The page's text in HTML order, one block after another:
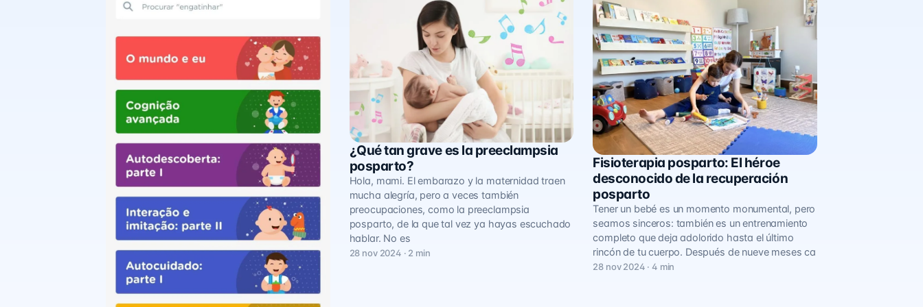
Guía de Salud
¿Qué tan grave es la preeclampsia
posparto?
Hola, mami. El embarazo y la maternidad traen
mucha alegría, pero a veces también
preocupaciones, como la preeclampsia
posparto, de la que tal vez ya hayas escuchado
hablar. No es
28 nov 2024 · 2 min
Guía de Salud
Fisioterapia posparto: El héroe
desconocido de la recuperación
posparto
Tener un bebé es un momento monumental, pero
seamos sinceros: también es un entrenamiento
completo que deja adolorido hasta el último
rincón de tu cuerpo. Después de nueve meses ca
28 nov 2024 · 4 min